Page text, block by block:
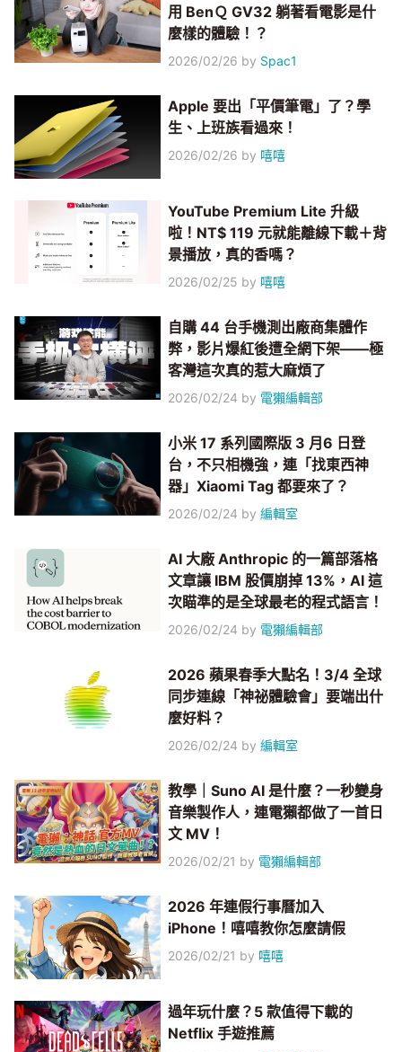
用 BenＱ GV32 躺著看電影是什
麼樣的體驗！？
2026/02/26 by Spac1
Apple 要出「平價筆電」了？學
生、上班族看過來！
2026/02/26 by 嘻嘻
YouTube Premium Lite 升級
啦！NT$ 119 元就能離線下載＋背
景播放，真的香嗎？
2026/02/25 by 嘻嘻
自購 44 台手機測出廠商集體作
弊，影片爆紅後遭全網下架——極
客灣這次真的惹大麻煩了
2026/02/24 by 電獺編輯部
小米 17 系列國際版 3 月6 日登
台，不只相機強，連「找東西神
器」Xiaomi Tag 都要來了？
2026/02/24 by編輯室
AI 大廠 Anthropic 的一篇部落格
文章讓 IBM 股價崩掉 13%，AI 這
次瞄準的是全球最老的程式語言！
2026/02/24 by 電獺編輯部
2026 蘋果春季大點名！3/4 全球
同步連線「神祕體驗會」要端出什
麼好料？
2026/02/24 by編輯室
教學｜Suno AI 是什麼？一秒變身
音樂製作人，連電獺都做了一首日
文 MV！
2026/02/21 by 電獺編輯部
2026 年連假行事曆加入
iPhone！嘻嘻教你怎麼請假
2026/02/21 by 嘻嘻
過年玩什麼？5 款值得下載的
Netflix 手遊推薦